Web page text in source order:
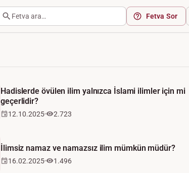
Fetva ara… Fetva Sor
Hadislerde övülen ilim yalnızca İslami ilimler için mi
geçerlidir?
12.10.2025 2.723
İlimsiz namaz ve namazsız ilim mümkün müdür?
16.02.2025 1.496